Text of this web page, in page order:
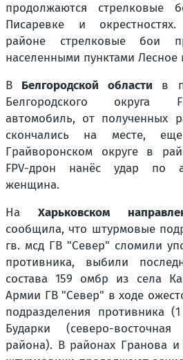
продолжаются стрелковые
Писаревке и
районе стрелковые бои
населенными пунктами Лесное
В Белгородской области в
Белгородского округа
автомобиль, от полученных
скончались на месте,
Грайворонском округе в
FPV-дрон нанёс удар по
женщина.
НаХарьковском
сообщила, что штурмовые
гв. мсд ГВ "Север" сломили
противника, выбили
состава 159 омбр из села
Армии ГВ "Север" в ходе
подразделения противника
Бударки (северо-
района). В районах Гранова